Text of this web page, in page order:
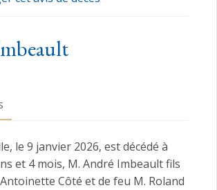
le 9 janvier 2026, est décédé à
et 4 mois, M. André Imbeault fils
Côté et de feu M. Roland